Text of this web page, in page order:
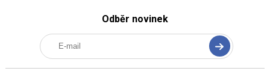
Odběr novinek